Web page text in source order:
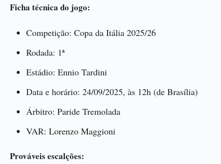
Ficha técnica do jogo:
Competição: Copa da Itália 2025/26
Rodada: 1ª
Estádio: Ennio Tardini
Data e horário: 24/09/2025, às 12h (de Brasília)
Árbitro: Paride Tremolada
VAR: Lorenzo Maggioni
Prováveis escalções: